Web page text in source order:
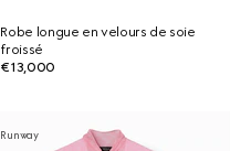
Robe longue en velours de soie
froissé
€13,000
Runway